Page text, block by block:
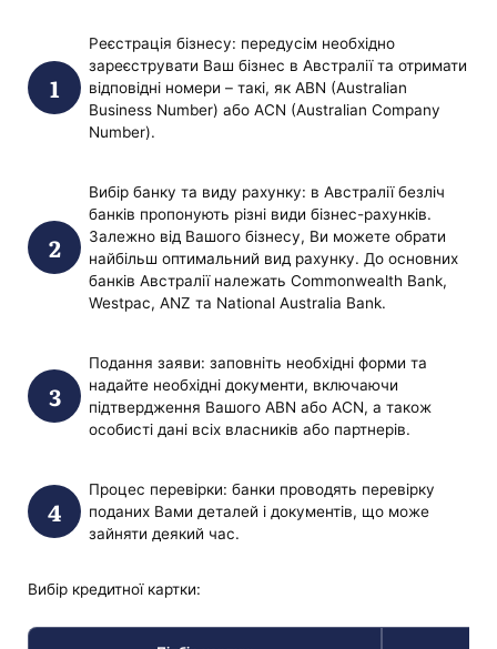
Реєстрація бізнесу: передусім необхідно
зареєструвати Ваш бізнес в Австралії та отримати
відповідні номери – такі, як ABN (Australian
Business Number) або ACN (Australian Company
Number).
Вибір банку та виду рахунку: в Австралії безліч
банків пропонують різні види бізнес-рахунків.
Залежно від Вашого бізнесу, Ви можете обрати
найбільш оптимальний вид рахунку. До основних
банків Австралії належать Commonwealth Bank,
Westpac, ANZ та National Australia Bank.
Подання заяви: заповніть необхідні форми та
надайте необхідні документи, включаючи
підтвердження Вашого ABN або ACN, а також
особисті дані всіх власників або партнерів.
Процес перевірки: банки проводять перевірку
поданих Вами деталей і документів, що може
зайняти деякий час.
Вибір кредитної картки: